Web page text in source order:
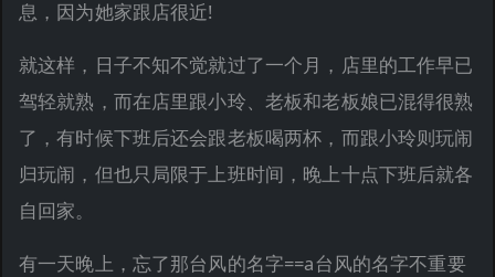
息，因为她家跟店很近!
就这样，日子不知不觉就过了一个月，店里的工作早已
驾轻就熟，而在店里跟小玲、老板和老板娘已混得很熟
了，有时候下班后还会跟老板喝两杯，而跟小玲则玩闹
归玩闹，但也只局限于上班时间，晚上十点下班后就各
自回家。
有一天晚上，忘了那台风的名字==a台风的名字不重要